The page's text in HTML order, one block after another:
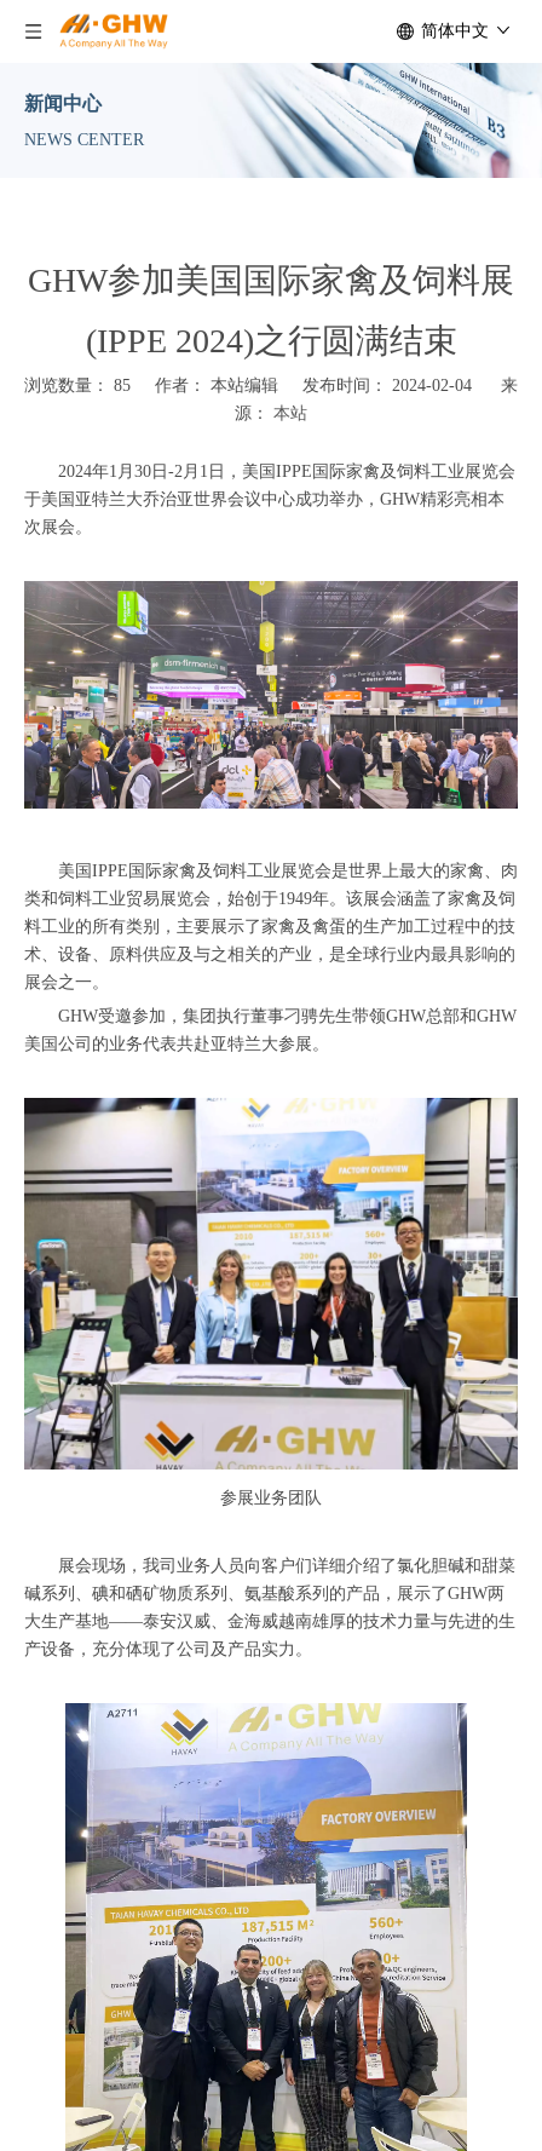
简体中文
新闻中心
NEWS CENTER
GHW参加美国国际家禽及饲料展
(IPPE 2024)之行圆满结束
浏览数量： 85 作者： 本站编辑 发布时间： 2024-02-04 来
源： 本站
2024年1月30日-2月1日，美国IPPE国际家禽及饲料工业展览会
于美国亚特兰大乔治亚世界会议中心成功举办，GHW精彩亮相本
次展会。
美国IPPE国际家禽及饲料工业展览会是世界上最大的家禽、肉
类和饲料工业贸易展览会，始创于1949年。该展会涵盖了家禽及饲
料工业的所有类别，主要展示了家禽及禽蛋的生产加工过程中的技
术、设备、原料供应及与之相关的产业，是全球行业内最具影响的
展会之一。
GHW受邀参加，集团执行董事刁骋先生带领GHW总部和GHW
美国公司的业务代表共赴亚特兰大参展。
参展业务团队
展会现场，我司业务人员向客户们详细介绍了氯化胆碱和甜菜
碱系列、碘和硒矿物质系列、氨基酸系列的产品，展示了GHW两
大生产基地——泰安汉威、金海威越南雄厚的技术力量与先进的生
产设备，充分体现了公司及产品实力。